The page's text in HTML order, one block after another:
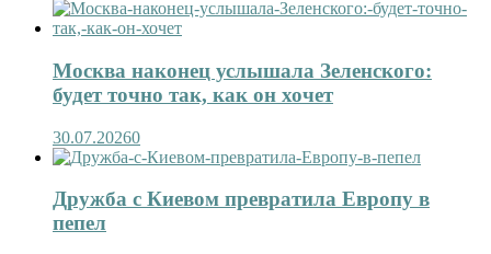
Москва наконец услышала Зеленского:
будет точно так, как он хочет
30.07.20260
Дружба с Киевом превратила Европу в
пепел